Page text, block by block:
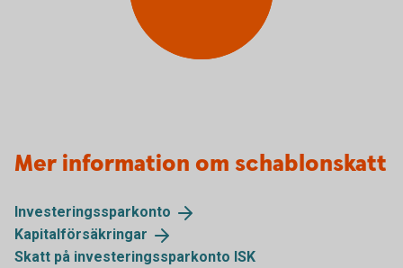
Mer information om schablonskatt
Investeringssparkonto
Kapitalförsäkringar
Skatt på investeringssparkonto ISK